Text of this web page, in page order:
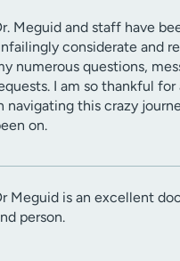
Meguid and staff have
considerate and
numerous questions,
I am so thankful
navigating this crazy
on.
Meguid is an excellent
person.